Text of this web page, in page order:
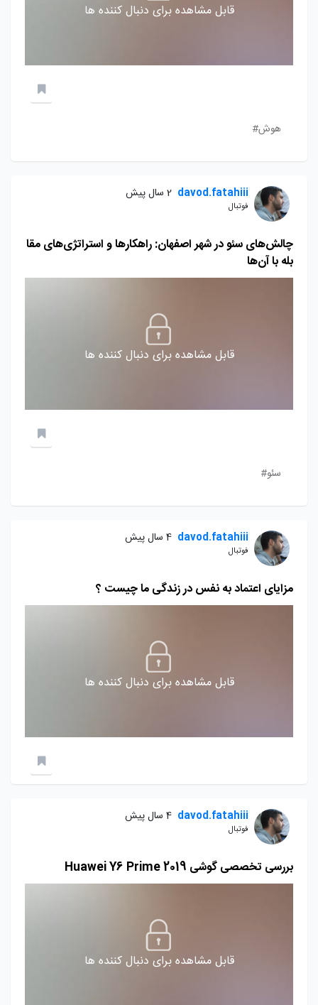
قابل مشاهده برای دنبال کننده ها
هوش#
davod.fatahiii 2 سال پیش
فوتبال
چالش‌های سئو در شهر اصفهان: راهکارها و استراتژی‌های مقا
بله با آن‌ها
قابل مشاهده برای دنبال کننده ها
سئو#
davod.fatahiii 4 سال پیش
فوتبال
مزایای اعتماد به نفس در زندگی ما چیست ؟
قابل مشاهده برای دنبال کننده ها
davod.fatahiii 4 سال پیش
فوتبال
بررسی تخصصی گوشی Huawei Y6 Prime 2019
قابل مشاهده برای دنبال کننده ها